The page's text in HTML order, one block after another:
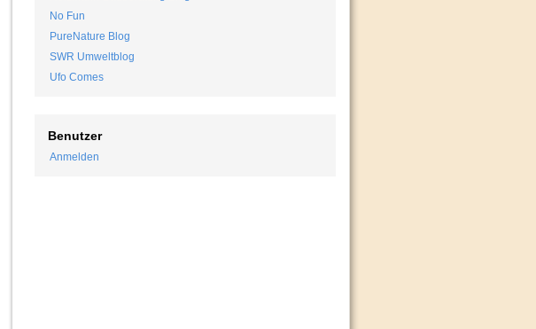
No Fun
PureNature Blog
SWR Umweltblog
Ufo Comes
Benutzer
Anmelden